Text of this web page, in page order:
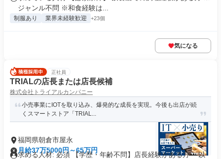
ジャンル不問 ※和食経験は...
制服あり 業界未経験歓迎 +23個
気になる
正社員
TRIALの店長または店長候補
株式会社トライアルカンパニー
小売事業にIOTを取り込み、爆発的な成長を実現。今後も出店が続
くスマートストア「TRIAL...
福岡県朝倉市屋永
月給37万5000円～65万円
求める人材: 必須 【学歴・年齢不問】店長経験がある方 ～以